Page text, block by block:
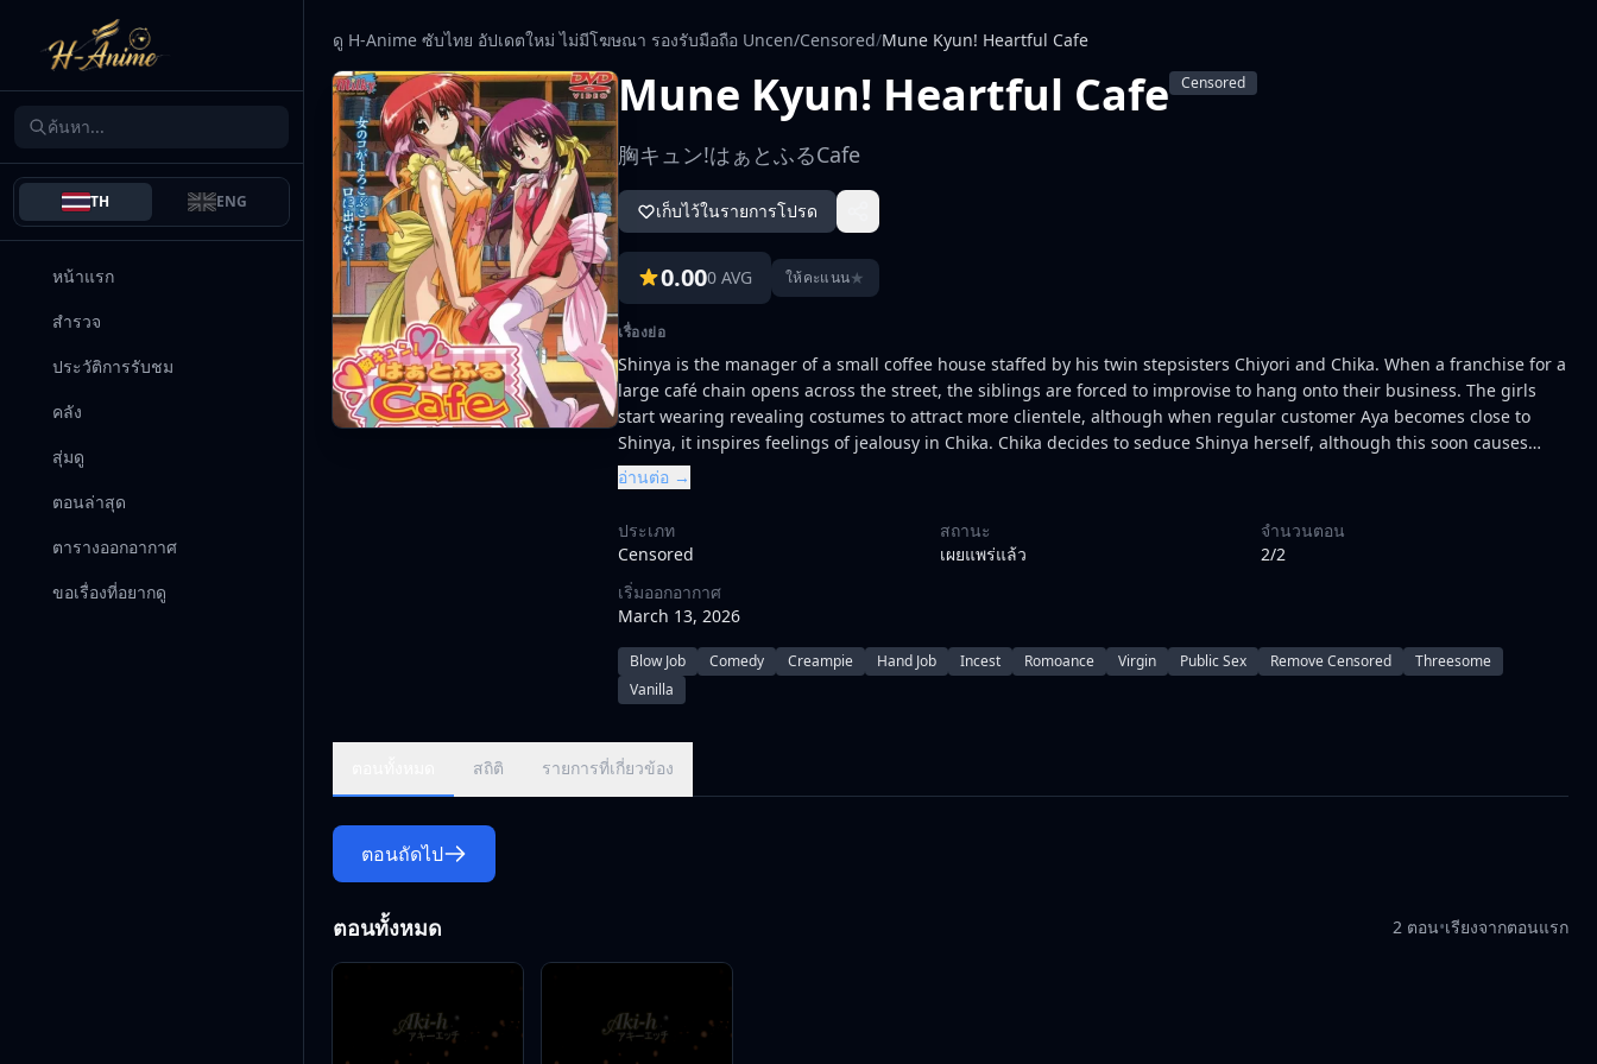
TH ENG
หน้าแรก
สำรวจ
ประวัติการรับชม
คลัง
สุ่มดู
ตอนล่าสุด
ตารางออกอากาศ
ขอเรื่องที่อยากดู
ดู H-Anime ซับไทย อัปเดตใหม่ ไม่มีโฆษณา รองรับมือถือ Uncen/Censored/Mune Kyun! Heartful Cafe
Mune Kyun! Heartful Cafe Censored
胸キュン!はぁとふるCafe
เก็บไว้ในรายการโปรด
0.000 AVG ให้คะแนน★
เรื่องย่อ
Shinya is the manager of a small coffee house staffed by his twin stepsisters Chiyori and Chika. When a franchise for a
large café chain opens across the street, the siblings are forced to improvise to hang onto their business. The girls
start wearing revealing costumes to attract more clientele, although when regular customer Aya becomes close to
Shinya, it inspires feelings of jealousy in Chika. Chika decides to seduce Shinya herself, although this soon causes
problems for her twin, whose feelings towards him remain purely platonic. Erotic high jinks ensue.
อ่านต่อ →
ประเภท
Censored
สถานะ
เผยแพร่แล้ว
จำนวนตอน
2/2
เริ่มออกอากาศ
March 13, 2026
Blow Job Comedy Creampie Hand Job Incest Romoance Virgin Public Sex Remove Censored
Threesome
Vanilla
สถิติ รายการที่เกี่ยวข้อง
ตอนถัดไป
ตอนทั้งหมด 2 ตอน•เรียงจากตอนแรก